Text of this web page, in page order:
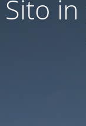
Sito in